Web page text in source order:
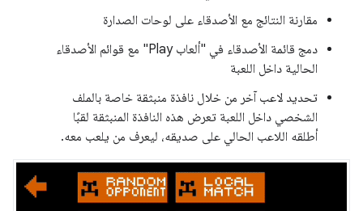
مقارنة النتائج مع الأصدقاء على لوحات الصدارة
دمج قائمة الأصدقاء في "ألعاب Play" مع قوائم الأصدقاء
الحالية داخل اللعبة
تحديد لاعب آخر من خلال نافذة منبثقة خاصة بالملف
الشخصي داخل اللعبة تعرض هذه النافذة المنبثقة لقبًا
أطلقه اللاعب الحالي على صديقه، ليعرف من يلعب معه.